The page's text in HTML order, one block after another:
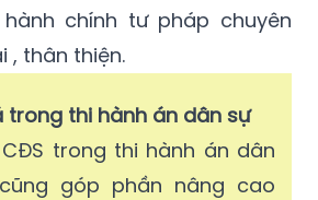
chính tư pháp chuyên
, thân thiện.
trong thi hành án dân sự
CĐS trong thi hành án dân
góp phần nâng cao